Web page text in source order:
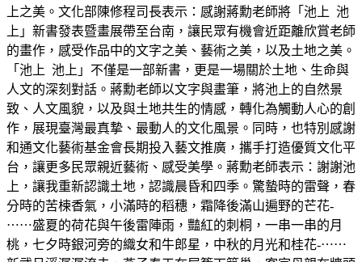
上之美。文化部陳修程司長表示：感謝蔣勳老師將「池上 池
上」新書發表暨畫展帶至台南，讓民眾有機會近距離欣賞老師
的畫作，感受作品中的文字之美、藝術之美，以及土地之美。
「池上 池上」不僅是一部新書，更是一場關於土地、生命與
人文的深刻對話。蔣勳老師以文字與畫筆，將池上的自然景
致、人文風貌，以及與土地共生的情感，轉化為觸動人心的創
作，展現臺灣最真摯、最動人的文化風景。同時，也特別感謝
和通文化藝術基金會長期投入藝文推廣，攜手打造優質文化平
台，讓更多民眾親近藝術、感受美學。蔣勳老師表示：謝謝池
上，讓我重新認識土地，認識晨昏和四季。驚蟄時的雷聲，春
分時的苦楝香氣，小滿時的稻穗，霜降後滿山遍野的芒花-
⋯⋯盛夏的荷花與午後雷陣雨，豔紅的刺桐，一串一串的月
桃，七夕時銀河旁的織女和牛郎星，中秋的月光和桂花-⋯⋯